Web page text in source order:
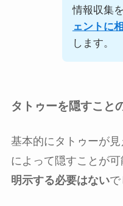
情報収集
ェントに
します。
タトゥーを隠すこと
基本的にタトゥーが
によって隠すことが
明示する必要はないで